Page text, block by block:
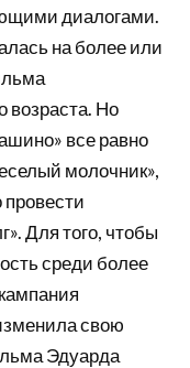
диалогами.
на более или
возраста. Но
все равно
молочник»,
Для того, чтобы
среди более
свою
Эдуарда